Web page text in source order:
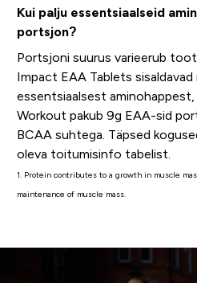
Kui palju essentsiaalseid
portsjon?
Portsjoni suurus varieerub
Impact EAA Tablets sisaldavad
essentsiaalsest
Workout pakub 9g EAA-sid
BCAA suhtega. Täpsed
oleva toitumisinfo tabelist.
1. Protein contributes to a growth in muscle
maintenance of muscle mass.